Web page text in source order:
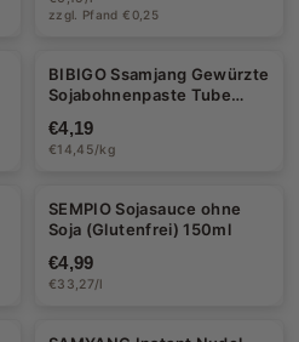
zzgl. Pfand €0,25
BIBIGO Ssamjang Gewürzte
Sojabohnenpaste Tube
€4,19
€14,45/kg
SEMPIO Sojasauce ohne
Soja (Glutenfrei) 150ml
€4,99
€33,27/l